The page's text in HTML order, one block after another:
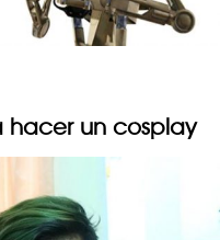
hacer un cosplay